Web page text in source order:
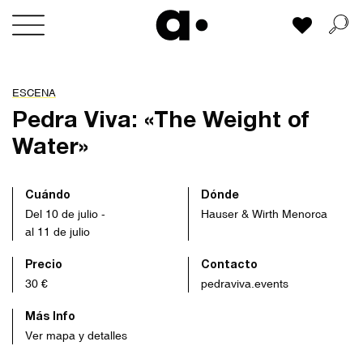
Skip
Mi lista
ESCENA
Pedra Viva: «The Weight of
Water»
Cuándo
Del 10 de julio -
al 11 de julio
Dónde
Hauser & Wirth Menorca
Precio
30 €
Contacto
pedraviva.events
Más Info
Ver mapa y detalles